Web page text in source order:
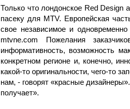
Только что лондонское Red Design
пасеку для MTV. Европейская
свое независимое и
mtvne.com Пожелания
информативность, возможность
конкретном регионе и, конечно,
какой-то оригинальности, чего-то
нам, - говорят «красные
получает».